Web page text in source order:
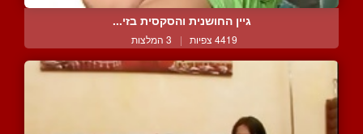
גיין החושנית והסקסית בזי...
4419 צפיות | 3 המלצות